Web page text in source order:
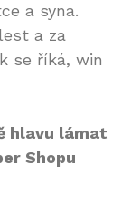
a syna.
a za
se říká, win
hlavu lámat
Shopu